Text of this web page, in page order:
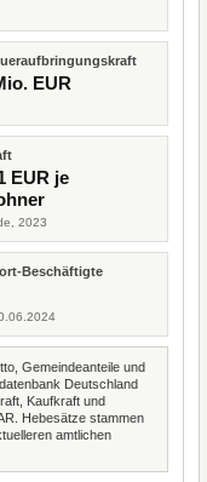
EUR
EUR je
2023
Beschäftigte
Gemeindeanteile und
Deutschland
Kaufkraft und
Hebesätze stammen
amtlichen